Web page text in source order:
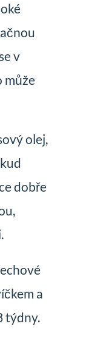
v
může
olej,
dobře
a
týdny.